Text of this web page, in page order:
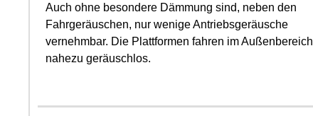
Auch ohne besondere Dämmung sind, neben den
Fahrgeräuschen, nur wenige Antriebsgeräusche
vernehmbar. Die Plattformen fahren im Außenbereich
nahezu geräuschlos.